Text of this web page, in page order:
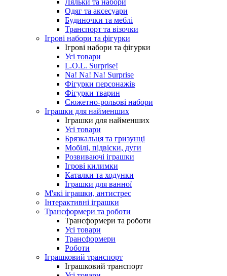
Ляльки та набори
Одяг та аксесуари
Будиночки та меблі
Транспорт та візочки
Ігрові набори та фігурки
Ігрові набори та фігурки
Усі товари
L.O.L. Surprise!
Na! Na! Na! Surprise
Фігурки персонажів
Фігурки тварин
Сюжетно-рольові набори
Іграшки для найменших
Іграшки для найменших
Усі товари
Брязкальця та гризунці
Мобілі, підвіски, дуги
Розвиваючі іграшки
Ігрові килимки
Каталки та ходунки
Іграшки для ванної
М'які іграшки, антистрес
Інтерактивні іграшки
Трансформери та роботи
Трансформери та роботи
Усі товари
Трансформери
Роботи
Іграшковий транспорт
Іграшковий транспорт